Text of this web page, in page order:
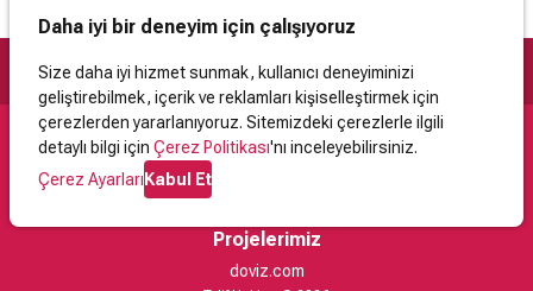
Daha iyi bir deneyim için çalışıyoruz
Size daha iyi hizmet sunmak, kullanıcı deneyiminizi
geliştirebilmek, içerik ve reklamları kişiselleştirmek için
çerezlerden yararlanıyoruz. Sitemizdeki çerezlerle ilgili
detaylı bilgi için Çerez Politikası'nı inceleyebilirsiniz.
Çerez AyarlarıKabul Et
Destek
İletişimYardımKullanıcı Sözleşmesi
Projelerimiz
doviz.com